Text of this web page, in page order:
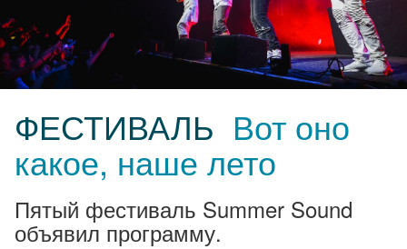
ФЕСТИВАЛЬ Вот оно
какое, наше лето
Пятый фестиваль Summer Sound
объявил программу.